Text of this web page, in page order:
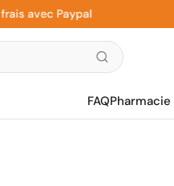
Paypal
FAQ